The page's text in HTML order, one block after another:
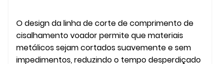
O design da linha de corte de comprimento de
cisalhamento voador permite que materiais
metálicos sejam cortados suavemente e sem
impedimentos, reduzindo o tempo desperdiçado